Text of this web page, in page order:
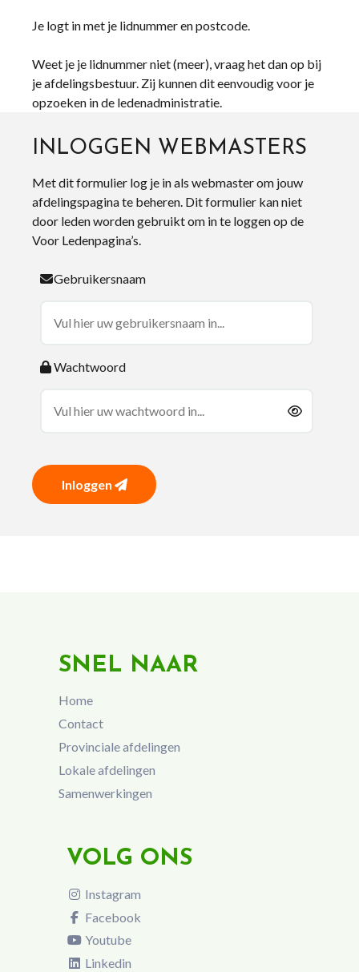
Je logt in met je lidnummer en postcode.
Weet je je lidnummer niet (meer), vraag het dan op bij
je afdelingsbestuur. Zij kunnen dit eenvoudig voor je
opzoeken in de ledenadministratie.
INLOGGEN WEBMASTERS
Met dit formulier log je in als webmaster om jouw
afdelingspagina te beheren. Dit formulier kan niet
door leden worden gebruikt om in te loggen op de
Voor Ledenpagina’s.
Gebruikersnaam
Wachtwoord
Inloggen
SNEL NAAR
Home
Contact
Provinciale afdelingen
Lokale afdelingen
Samenwerkingen
VOLG ONS
Instagram
Facebook
Youtube
Linkedin